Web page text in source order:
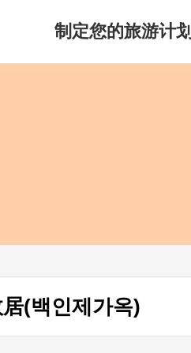
制定您的旅游计划
(백인제가옥)